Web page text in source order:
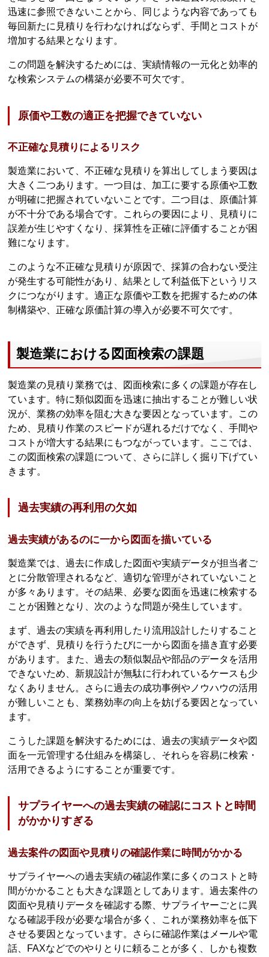
迅速に参照できないことから、同じような内容であっても
毎回新たに見積りを行わなければならず、手間とコストが
増加する結果となります。
この問題を解決するためには、実績情報の一元化と効率的
な検索システムの構築が必要不可欠です。
原価や工数の適正を把握できていない
不正確な見積りによるリスク
製造業において、不正確な見積りを算出してしまう要因は
大きく二つあります。一つ目は、加工に要する原価や工数
が明確に把握されていないことです。二つ目は、原価計算
が不十分である場合です。これらの要因により、見積りに
誤差が生じやすくなり、採算性を正確に評価することが困
難になります。
このような不正確な見積りが原因で、採算の合わない受注
が発生する可能性があり、結果として利益低下というリス
クにつながります。適正な原価や工数を把握するための体
制構築や、正確な原価計算の導入が必要不可欠です。
製造業における図面検索の課題
製造業の見積り業務では、図面検索に多くの課題が存在し
ています。特に類似図面を迅速に抽出することが難しい状
況が、業務の効率を阻む大きな要因となっています。この
ため、見積り作業のスピードが遅れるだけでなく、手間や
コストが増大する結果にもつながっています。ここでは、
この図面検索の課題について、さらに詳しく掘り下げてい
きます。
過去実績の再利用の欠如
過去実績があるのに一から図面を描いている
製造業では、過去に作成した図面や実績データが担当者ご
とに分散管理されるなど、適切な管理がされていないこと
が多々あります。その結果、必要な図面を迅速に検索する
ことが困難となり、次のような問題が発生しています。
まず、過去の実績を再利用したり流用設計したりすること
ができず、見積りを行うたびに一から図面を描き直す必要
があります。また、過去の類似製品や部品のデータを活用
できないため、新規設計が無駄に行われているケースも少
なくありません。さらに過去の成功事例やノウハウの活用
が難しいことも、業務効率の向上を妨げる要因となってい
ます。
こうした課題を解決するためには、過去の実績データや図
面を一元管理する仕組みを構築し、それらを容易に検索・
活用できるようにすることが重要です。
サプライヤーへの過去実績の確認にコストと時間
がかかりすぎる
過去案件の図面や見積りの確認作業に時間がかかる
サプライヤーへの過去実績の確認作業に多くのコストと時
間がかかることも大きな課題としてあります。過去案件の
図面や見積りデータを確認する際、サプライヤーごとに異
なる確認手段が必要な場合が多く、これが業務効率を低下
させる要因となっています。さらに確認作業はメールや電
話、FAXなどでのやりとりに頼ることが多く、しかも複数